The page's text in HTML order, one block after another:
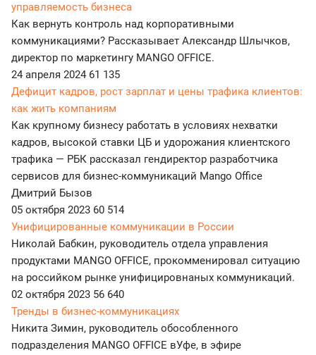
управляемость бизнеса
Как вернуть контроль над корпоративными
коммуникациями? Рассказывает Александр Шлычков,
директор по маркетингу MANGO OFFICE.
24 апреля 2024 61 135
Дефицит кадров, рост зарплат и цены трафика клиентов:
как жить компаниям
Как крупному бизнесу работать в условиях нехватки
кадров, высокой ставки ЦБ и удорожания клиентского
трафика — РБК рассказал гендиректор разработчика
сервисов для бизнес-коммуникаций Mango Office
Дмитрий Бызов
05 октября 2023 60 514
Унифицированные коммуникации в России
Николай Бабкин, руководитель отдела управления
продуктами MANGO OFFICE, прокомменировал ситуацию
на российком рынке унифицировнаных коммуникаций.
02 октября 2023 56 640
Тренды в бизнес-коммуникациях
Никита Зимин, руководитель обособленного
подразделения MANGO OFFICE вУфе, в эфире